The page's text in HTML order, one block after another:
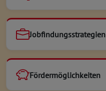
Jobfindungsstrategien
Fördermöglichkeiten